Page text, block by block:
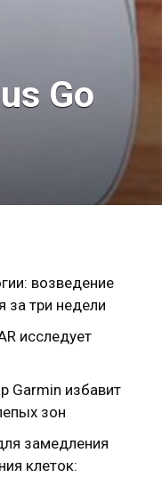
Go
возведение
за три недели
исследует
Garmin избавит
зон
замедления
клеток: